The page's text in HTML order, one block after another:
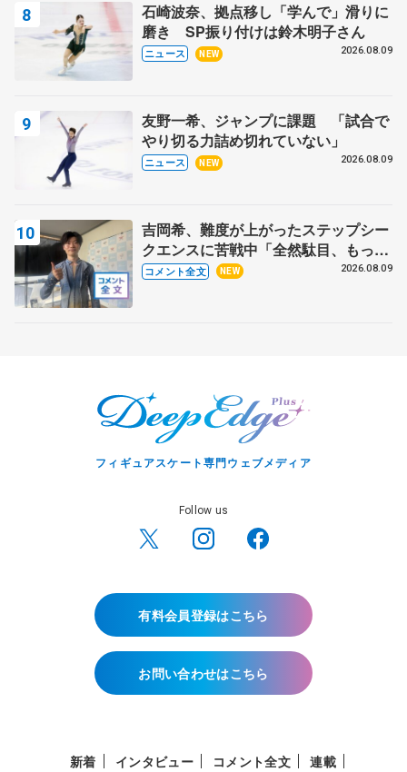
石崎波奈、拠点移し「学んで」滑りに
磨き SP振り付けは鈴木明子さん
ニュース NEW 2026.08.09
友野一希、ジャンプに課題 「試合で
やり切る力詰め切れていない」
ニュース NEW 2026.08.09
吉岡希、難度が上がったステップシー
クエンスに苦戦中「全然駄目、もっと
いいエッジで踏めるようにしたいな」
コメント全文 NEW 2026.08.09
フィギュアスケート専門ウェブメディア
Follow us
有料会員登録はこちら
お問い合わせはこちら
新着 インタビュー コメント全文 連載